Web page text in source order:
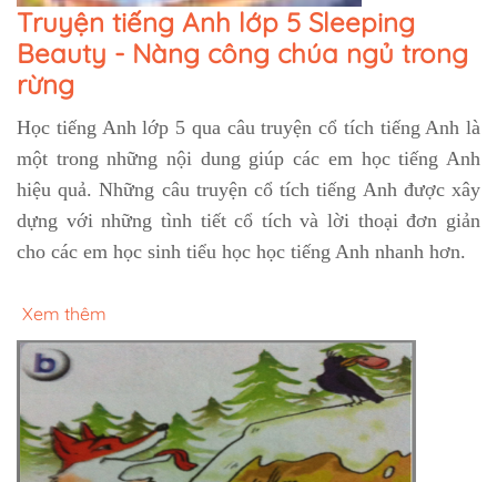
Truyện tiếng Anh lớp 5 Sleeping
Beauty - Nàng công chúa ngủ trong
rừng
Học tiếng Anh lớp 5 qua câu truyện cổ tích tiếng Anh là
một trong những nội dung giúp các em học tiếng Anh
hiệu quả. Những câu truyện cổ tích tiếng Anh được xây
dựng với những tình tiết cổ tích và lời thoại đơn giản
cho các em học sinh tiểu học học tiếng Anh nhanh hơn.
Xem thêm